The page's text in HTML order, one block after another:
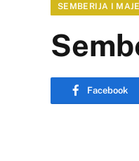
SEMBERIJA I
Facebook